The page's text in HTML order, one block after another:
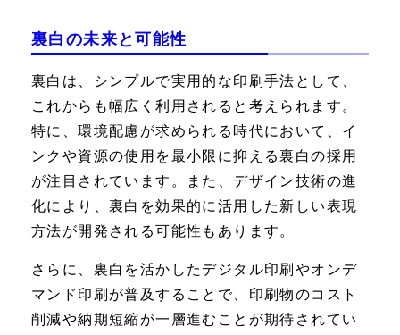
裏白の未来と可能性
裏白は、シンプルで実用的な印刷手法として、
これからも幅広く利用されると考えられます。
特に、環境配慮が求められる時代において、イ
ンクや資源の使用を最小限に抑える裏白の採用
が注目されています。また、デザイン技術の進
化により、裏白を効果的に活用した新しい表現
方法が開発される可能性もあります。
さらに、裏白を活かしたデジタル印刷やオンデ
マンド印刷が普及することで、印刷物のコスト
削減や納期短縮が一層進むことが期待されてい